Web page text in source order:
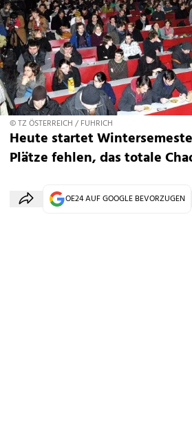
© TZ ÖSTERREICH / FUHRICH
Heute startet
Plätze fehlen, das totale
OE24 AUF GOOGLE BEVORZUGEN